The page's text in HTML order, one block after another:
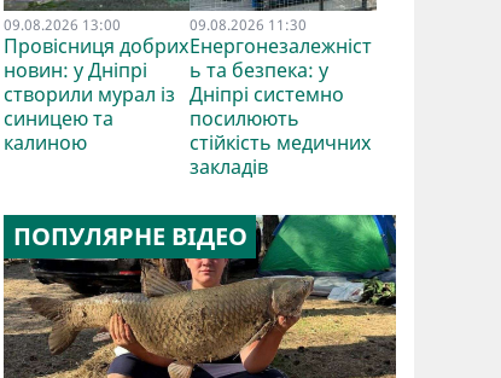
09.08.2026 13:00
Провісниця добрих
новин: у Дніпрі
створили мурал із
синицею та
калиною
09.08.2026 11:30
Енергонезалежніст
ь та безпека: у
Дніпрі системно
посилюють
стійкість медичних
закладів
ПОПУЛЯРНЕ ВІДЕО